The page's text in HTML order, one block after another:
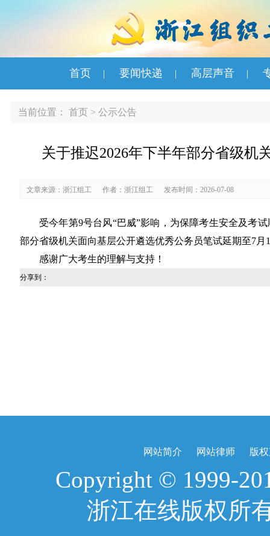
首页 | 要闻快递 | 高层声音 |
当前位置： 首页 > 公示公告
关于推迟2026年下半年部分省级机
文章来源：浙江组工 作者：浙江组工 发布时间：2026-07-08
受今年第9号台风“巴威”影响，为保障考生安全及考
部分省级机关面向基层公开遴选优秀公务员笔试延期至7
感谢广大考生的理解与支持！
分享到：
网站简介 网站律师 版
Copyright © 1999-
浙江在线版权所